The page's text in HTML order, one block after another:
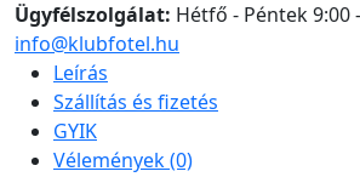
Ügyfélszolgálat: Hétfő - Péntek 9:00
info@klubfotel.hu
Leírás
Szállítás és fizetés
GYIK
Vélemények (0)